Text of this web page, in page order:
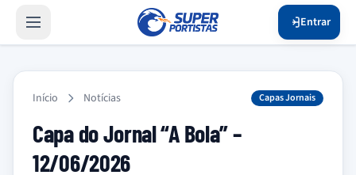
Entrar
Início Notícias Capas Jornais
Capa do Jornal “A Bola” –
12/06/2026